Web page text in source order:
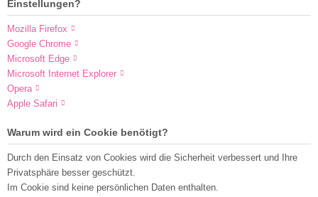
Einstellungen?
Mozilla Firefox
Google Chrome
Microsoft Edge
Microsoft Internet Explorer
Opera
Apple Safari
Warum wird ein Cookie benötigt?
Durch den Einsatz von Cookies wird die Sicherheit verbessert und Ihre
Privatsphäre besser geschützt.
Im Cookie sind keine persönlichen Daten enthalten.